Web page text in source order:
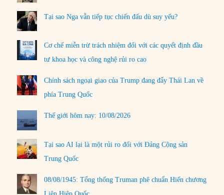
Tại sao Nga vẫn tiếp tục chiến đấu dù suy yếu?
Cơ chế miễn trừ trách nhiệm đối với các quyết định đầu
tư khoa học và công nghệ rủi ro cao
Chính sách ngoại giao của Trump đang đẩy Thái Lan về
phía Trung Quốc
Thế giới hôm nay: 10/08/2026
Tại sao AI lại là một rủi ro đối với Đảng Cộng sản
Trung Quốc
08/08/1945: Tổng thống Truman phê chuẩn Hiến chương